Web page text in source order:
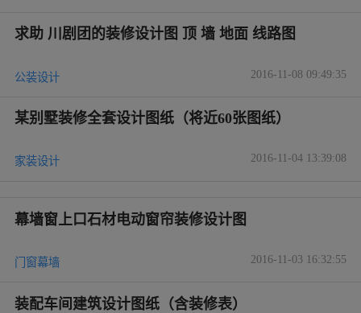
求助 川剧团的装修设计图 顶 墙 地面 线路图
公装设计 2016-11-08 09:49:35
某别墅装修全套设计图纸（将近60张图纸）
家装设计 2016-11-04 13:39:08
幕墙窗上口石材电动窗帘装修设计图
门窗幕墙 2016-11-03 16:32:55
装配车间建筑设计图纸（含装修表）